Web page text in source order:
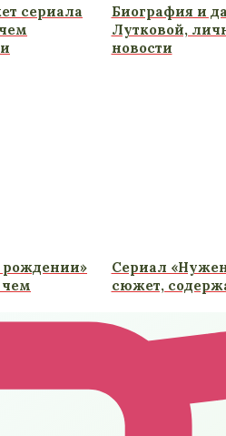
сериала
Биография и
Лутковой,
новости
рождении»
чем
Сериал
сюжет,